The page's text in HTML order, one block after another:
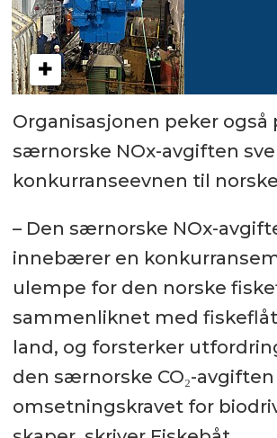
Organisasjonen peker også
særnorske NOx-avgiften
konkurranseevnen til
– Den særnorske NOx-
innebærer en
ulempe for den norske
sammenliknet med
land, og forsterker
den særnorske CO₂-avgiften
omsetningskravet for